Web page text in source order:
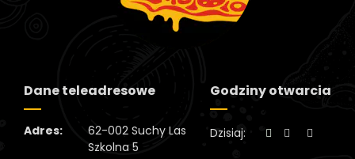
Dane teleadresowe
Adres:
62-002 Suchy Las
Szkolna 5
Godziny otwarcia
Dzisiaj: